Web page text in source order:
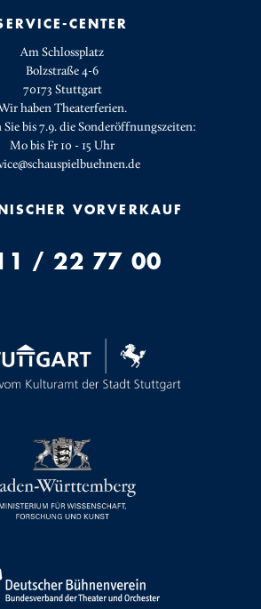
CENTER
Am Schlossplatz
Bolzstraße 4-6
70173 Stuttgart
haben Theaterferien.
Sie bis 7.9. die Sonderöffnungszeiten:
Mo bis Fr 10 - 15 Uhr
VORVERKAUF
/ 22 77 00